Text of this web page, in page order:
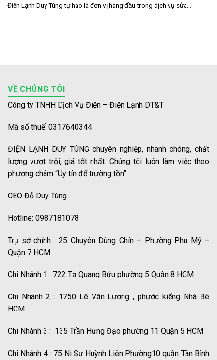
Điện Lạnh Duy Tùng tự hào là đơn vị hàng đầu trong dịch vụ sửa...
VỀ CHÚNG TÔI
Công ty TNHH Dịch Vụ Điện – Điện Lạnh DT&T
Mã số thuế: 0317640344
ĐIỆN LẠNH DUY TÙNG chuyên nghiệp, nhanh chóng, chất
lượng vượt trội, giá tốt nhất. Chúng tôi luôn làm việc theo
phương châm “Uy tín để trường tồn”.
CEO Đỗ Duy Tùng
Hotline: 0987181078
Trụ sở chính : 25 Chuyên Dùng Chín – Phường Phú Mỹ –
Quận 7 HCM
Chi Nhánh 1 : 722 Tạ Quang Bửu phường 5 Quận 8 HCM
Chi Nhánh 2 : 1750 Lê Văn Lương , phước kiểng Nhà Bè
HCM
Chi Nhánh 3 : 135 Trần Hưng Đạo phường 11 Quận 5 HCM
Chi Nhánh 4 : 75 Ni Sư Huỳnh Liên Phường10 quận Tân Bình